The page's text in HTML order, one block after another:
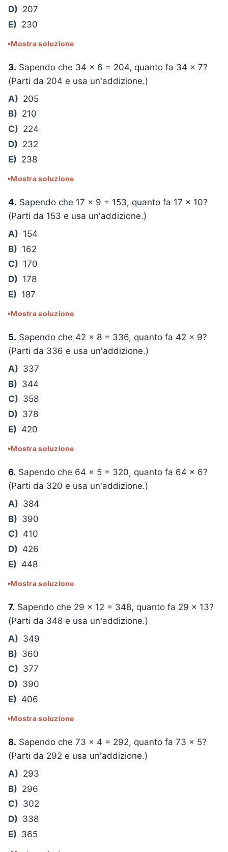
D) 207
E) 230
Mostra soluzione
3. Sapendo che 34 × 6 = 204, quanto fa 34 × 7?
(Parti da 204 e usa un'addizione.)
A) 205
B) 210
C) 224
D) 232
E) 238
Mostra soluzione
4. Sapendo che 17 × 9 = 153, quanto fa 17 × 10?
(Parti da 153 e usa un'addizione.)
A) 154
B) 162
C) 170
D) 178
E) 187
Mostra soluzione
5. Sapendo che 42 × 8 = 336, quanto fa 42 × 9?
(Parti da 336 e usa un'addizione.)
A) 337
B) 344
C) 358
D) 378
E) 420
Mostra soluzione
6. Sapendo che 64 × 5 = 320, quanto fa 64 × 6?
(Parti da 320 e usa un'addizione.)
A) 384
B) 390
C) 410
D) 426
E) 448
Mostra soluzione
7. Sapendo che 29 × 12 = 348, quanto fa 29 × 13?
(Parti da 348 e usa un'addizione.)
A) 349
B) 360
C) 377
D) 390
E) 406
Mostra soluzione
8. Sapendo che 73 × 4 = 292, quanto fa 73 × 5?
(Parti da 292 e usa un'addizione.)
A) 293
B) 296
C) 302
D) 338
E) 365